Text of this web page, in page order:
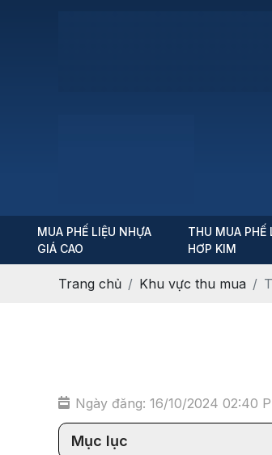
MUA PHẾ LIỆU NHỰA
GIÁ CAO
THU MUA PHẾ
HƠP KIM
Trang chủ Khu vực thu mua
Ngày đăng: 16/10/2024 02:40
Mục lục